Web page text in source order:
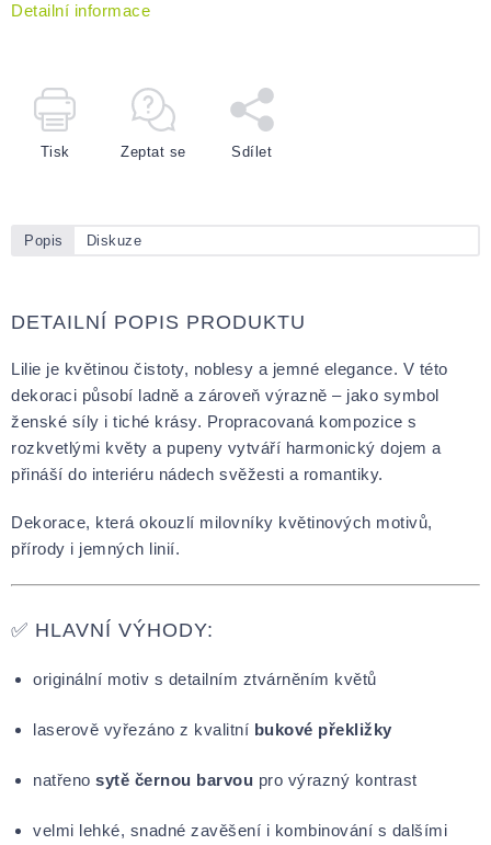
Detailní informace
Tisk Zeptat se Sdílet
Popis Diskuze
DETAILNÍ POPIS PRODUKTU
Lilie je květinou čistoty, noblesy a jemné elegance. V této
dekoraci působí ladně a zároveň výrazně – jako symbol
ženské síly i tiché krásy. Propracovaná kompozice s
rozkvetlými květy a pupeny vytváří harmonický dojem a
přináší do interiéru nádech svěžesti a romantiky.
Dekorace, která okouzlí milovníky květinových motivů,
přírody i jemných linií.
✅ HLAVNÍ VÝHODY:
originální motiv s detailním ztvárněním květů
laserově vyřezáno z kvalitní bukové překližky
natřeno sytě černou barvou pro výrazný kontrast
velmi lehké, snadné zavěšení i kombinování s dalšími